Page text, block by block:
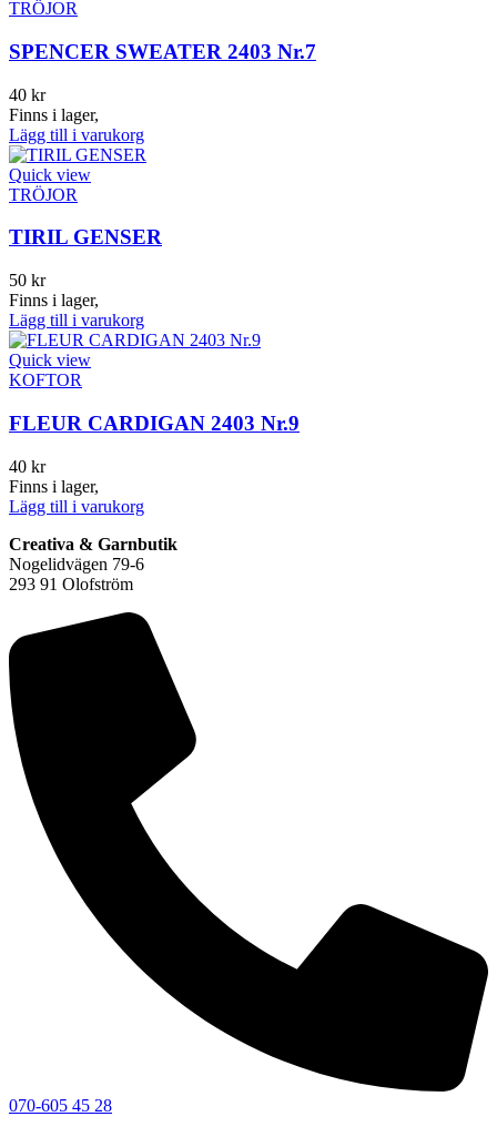
TRÖJOR
SPENCER SWEATER 2403 Nr.7
40 kr
Finns i lager,
Lägg till i varukorg
Quick view
TRÖJOR
TIRIL GENSER
50 kr
Finns i lager,
Lägg till i varukorg
Quick view
KOFTOR
FLEUR CARDIGAN 2403 Nr.9
40 kr
Finns i lager,
Lägg till i varukorg
Creativa & Garnbutik
Nogelidvägen 79-6
293 91 Olofström
070-605 45 28